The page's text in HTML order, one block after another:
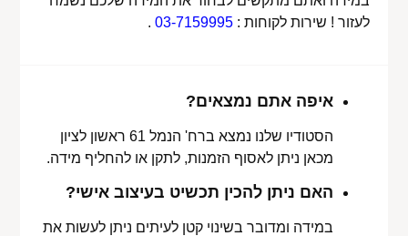
לעזור ! שירות לקוחות :03-7159995
.
איפה אתם נמצאים?
הסטודיו שלנו נמצא ברח' הנמל 61 ראשון לציון
מכאן ניתן לאסוף הזמנות, לתקן או להחליף מידה.
האם ניתן להכין תכשיט בעיצוב אישי?
במידה ומדובר בשינוי קטן לעיתים ניתן לעשות את